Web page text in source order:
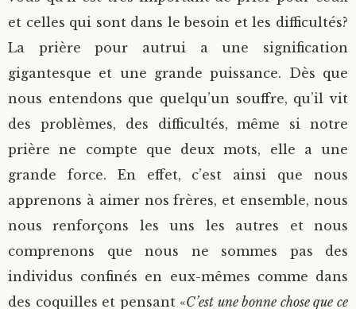
et celles qui sont dans le besoin et les difficultés?
La prière pour autrui a une signification
gigantesque et une grande puissance. Dès que
nous entendons que quelqu’un souffre, qu’il vit
des problèmes, des difficultés, même si notre
prière ne compte que deux mots, elle a une
grande force. En effet, c’est ainsi que nous
apprenons à aimer nos frères, et ensemble, nous
nous renforçons les uns les autres et nous
comprenons que nous ne sommes pas des
individus confinés en eux-mêmes comme dans
des coquilles et pensant «C’est une bonne chose que ce